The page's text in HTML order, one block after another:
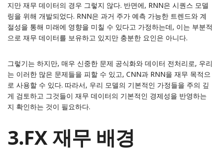
지만 재무 데이터의 경우 그렇지 않다. 반면에, RNN은 시퀀스 모델
링을 위해 개발되었다. RNN은 과거 주가 예측 가능한 트렌드와 계
절성을 통해 미래에 영향을 미칠 수 있다고 가정하는데, 이는 부분적
으로 재무 데이터를 보유하고 있지만 충분한 요인은 아니다.
그렇기는 하지만, 매우 신중한 문제 공식화와 데이터 전처리로, 우리
는 이러한 많은 문제들을 피할 수 있고, CNN과 RNN을 재무 목적으
로 사용할 수 있다. 따라서, 우리 모델의 기본적인 가정들을 주의 깊
게 검토하고 그것들이 재무 데이터의 기본적인 경제성을 반영하는
지 확인하는 것이 필요하다.
3.FX 재무 배경